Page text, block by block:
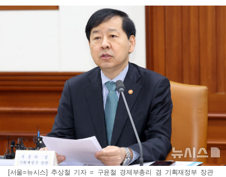
[서울=뉴시스] 추상철 기자 = 구윤철 경제부총리 겸 기획재정부 장관